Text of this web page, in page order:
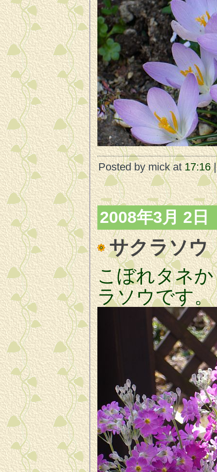
Posted by mick at17:16|
2008年3月 2日
サクラソウ
こぼれタネ
ラソウです。